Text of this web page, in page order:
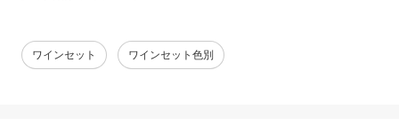
ワインセット ワインセット色別